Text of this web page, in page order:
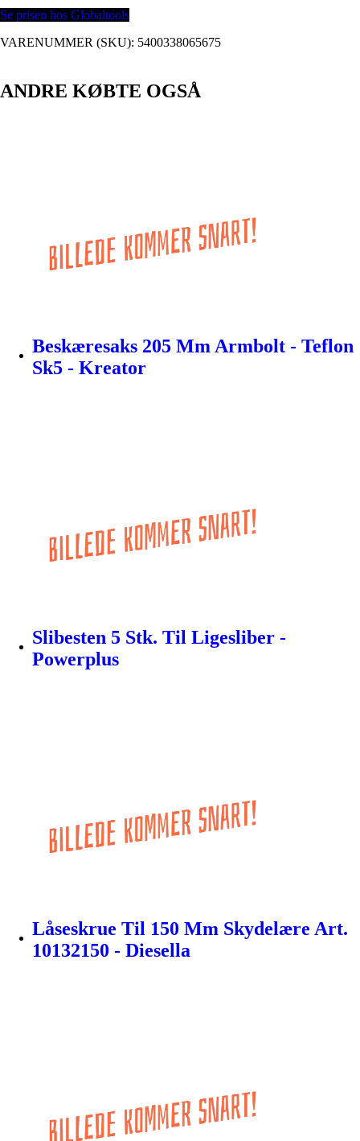
Se prisen hos Globaltools
VARENUMMER (SKU): 5400338065675
ANDRE KØBTE OGSÅ
Beskæresaks 205 Mm Armbolt - Teflon
Sk5 - Kreator
Slibesten 5 Stk. Til Ligesliber -
Powerplus
Låseskrue Til 150 Mm Skydelære Art.
10132150 - Diesella